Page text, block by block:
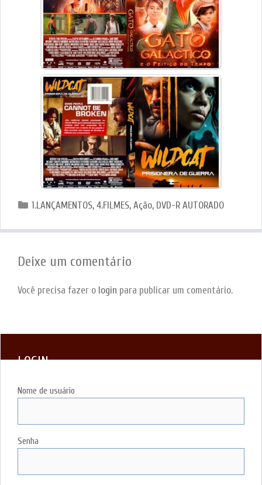
Categorias
1.LANÇAMENTOS,4.FILMES,Ação, DVD-R AUTORADO
Deixe um comentário
Você precisa fazer o login para publicar um comentário.
LOGIN
Nome de usuário
Senha